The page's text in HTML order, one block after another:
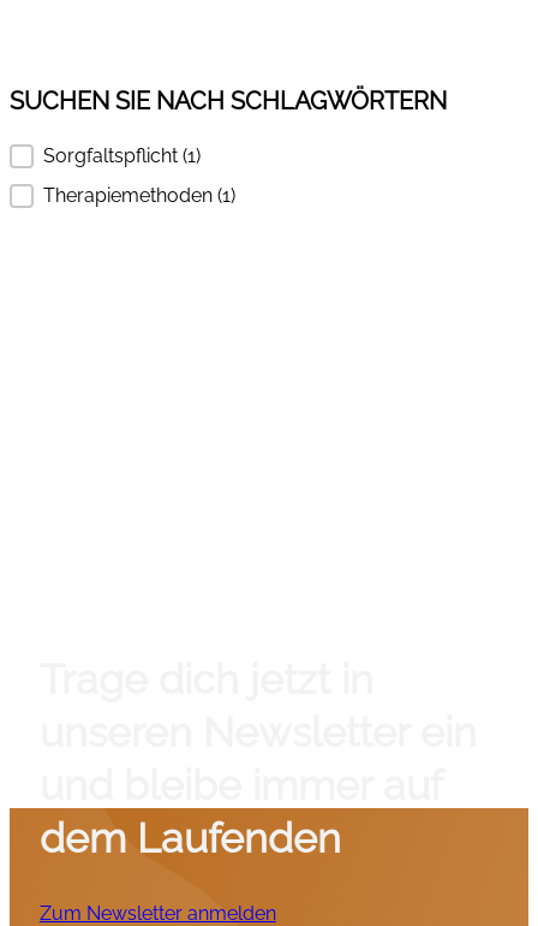
SUCHEN SIE NACH SCHLAGWÖRTERN
Sorgfaltspflicht (1)
Therapiemethoden (1)
dem Laufenden
Zum Newsletter anmelden